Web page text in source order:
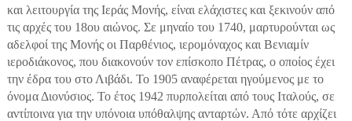
και λειτουργία της Ιεράς Μονής, είναι ελάχιστες και ξεκινούν από
τις αρχές του 18ου αιώνος. Σε μηναίο του 1740, μαρτυρούνται ως
αδελφοί της Μονής οι Παρθένιος, ιερομόναχος και Βενιαμίν
ιεροδιάκονος, που διακονούν τον επίσκοπο Πέτρας, ο οποίος έχει
την έδρα του στο Λιβάδι. Το 1905 αναφέρεται ηγούμενος με το
όνομα Διονύσιος. Το έτος 1942 πυρπολείται από τους Ιταλούς, σε
αντίποινα για την υπόνοια υπόθαλψης ανταρτών. Από τότε αρχίζει